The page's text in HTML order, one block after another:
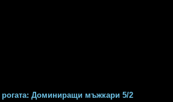
рогата: Доминиращи мъжкари 5/2